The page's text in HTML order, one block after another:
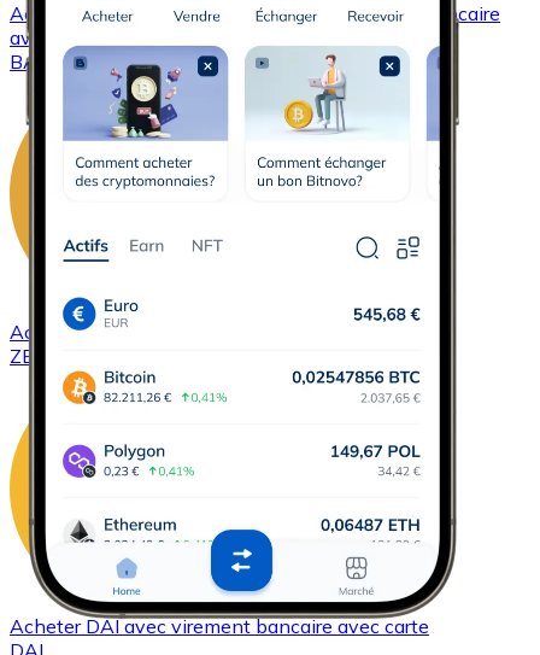
AcheterBasic Attention Tokenavec virement bancaire
avec carte
BAT
AcheterZCash
ZEC
Acheter DAIavec virement bancaireavec carte